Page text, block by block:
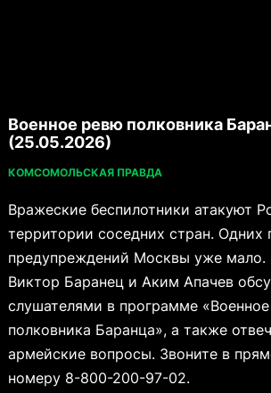
Военное ревю полковника
(25.05.2026)
КОМСОМОЛЬСКАЯ ПРАВДА
Вражеские беспилотники атакуют
территории соседних стран. Одних
предупреждений Москвы уже мало.
Виктор Баранец и Аким Апачев
слушателями в программе
полковника Баранца», а также
армейские вопросы. Звоните в
номеру 8-800-200-97-02.